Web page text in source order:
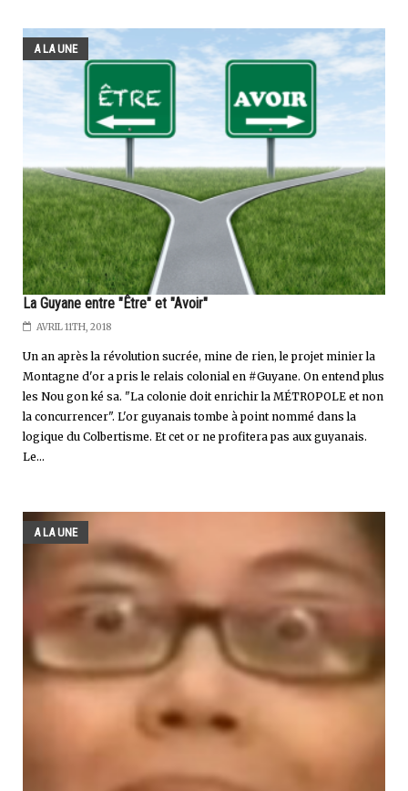
A LA UNE
La Guyane entre "Être" et "Avoir"
AVRIL 11TH, 2018
Un an après la révolution sucrée, mine de rien, le projet minier la
Montagne d'or a pris le relais colonial en #Guyane. On entend plus
les Nou gon ké sa. "La colonie doit enrichir la MÉTROPOLE et non
la concurrencer". L'or guyanais tombe à point nommé dans la
logique du Colbertisme. Et cet or ne profitera pas aux guyanais.
Le...
A LA UNE